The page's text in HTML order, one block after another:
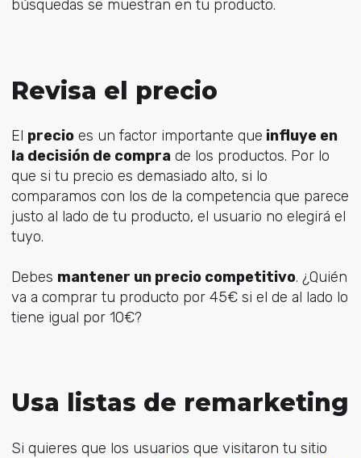
búsquedas se muestran en tu producto.
Revisa el precio
El precioes un factor importante que influye en
la decisión de comprade los productos. Por lo
que si tu precio es demasiado alto, si lo
comparamos con los de la competencia que parece
justo al lado de tu producto, el usuario no elegirá el
tuyo.
Debes mantener un precio competitivo. ¿Quién
va a comprar tu producto por 45€ si el de al lado lo
tiene igual por 10€?
Usa listas de remarketing
Si quieres que los usuarios que visitaron tu sitio